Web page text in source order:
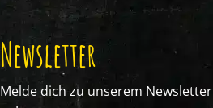
Newsletter
Melde dich zu unserem Newsletter